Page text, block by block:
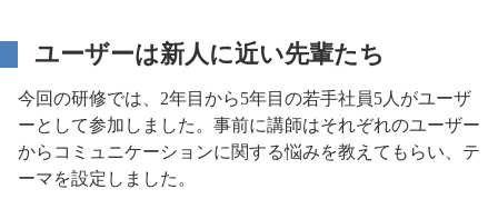
ユーザーは新人に近い先輩たち
今回の研修では、2年目から5年目の若手社員5人がユーザ
ーとして参加しました。事前に講師はそれぞれのユーザー
からコミュニケーションに関する悩みを教えてもらい、テ
ーマを設定しました。